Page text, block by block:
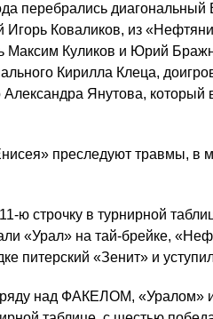
перебрались
Коваликов, из
Максим Куликов и Юрий
Кирилла Клеца,
Янутова, который
преследуют травмы, в
ю строчку в турнирной
«Урал» на тай-брейке,
питерский «Зенит» и
над ФАКЕЛОМ, «Уралом»